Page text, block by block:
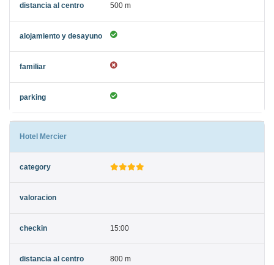
500 m
Hotel Mercier
15:00
800 m